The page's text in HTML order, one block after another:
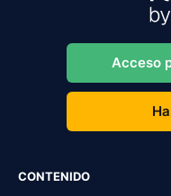
Acceso
CONTENIDO